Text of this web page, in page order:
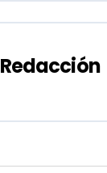
Redacción